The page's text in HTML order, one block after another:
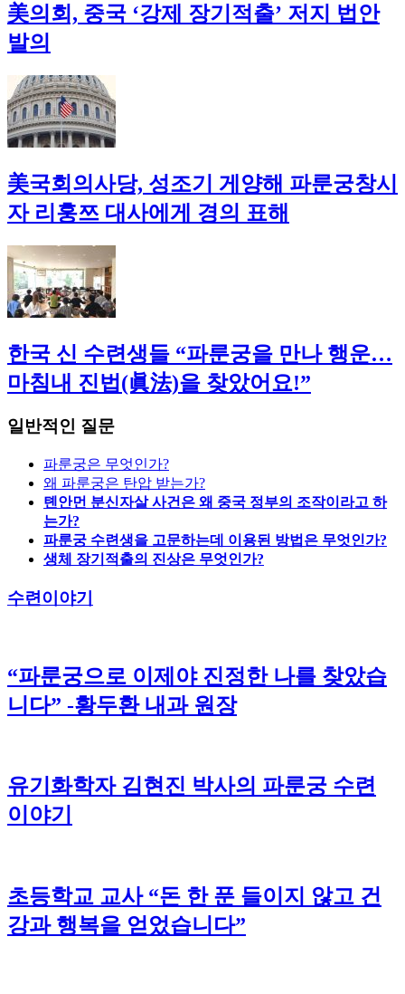
美의회, 중국 ‘강제 장기적출’ 저지 법안
발의
美국회의사당, 성조기 게양해 파룬궁창시
자 리훙쯔 대사에게 경의 표해
한국 신 수련생들 “파룬궁을 만나 행운…
마침내 진법(眞法)을 찾았어요!”
일반적인 질문
파룬궁은 무엇인가?
왜 파룬궁은 탄압 받는가?
톈안먼 분신자살 사건은 왜 중국 정부의 조작이라고 하
는가?
파룬궁 수련생을 고문하는데 이용된 방법은 무엇인가?
생체 장기적출의 진상은 무엇인가?
수련이야기
“파룬궁으로 이제야 진정한 나를 찾았습
니다” -황두환 내과 원장
유기화학자 김현진 박사의 파룬궁 수련
이야기
초등학교 교사 “돈 한 푼 들이지 않고 건
강과 행복을 얻었습니다”